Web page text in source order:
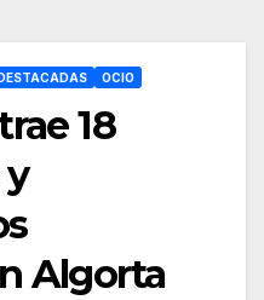
OCIO
18
Algorta